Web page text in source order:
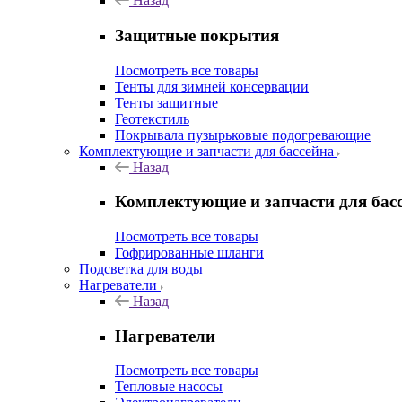
Защитные покрытия
Посмотреть все товары
Тенты для зимней консервации
Тенты защитные
Геотекстиль
Покрывала пузырьковые подогревающие
Комплектующие и запчасти для бассейна
Назад
Комплектующие и запчасти для
Посмотреть все товары
Гофрированные шланги
Подсветка для воды
Нагреватели
Назад
Нагреватели
Посмотреть все товары
Тепловые насосы